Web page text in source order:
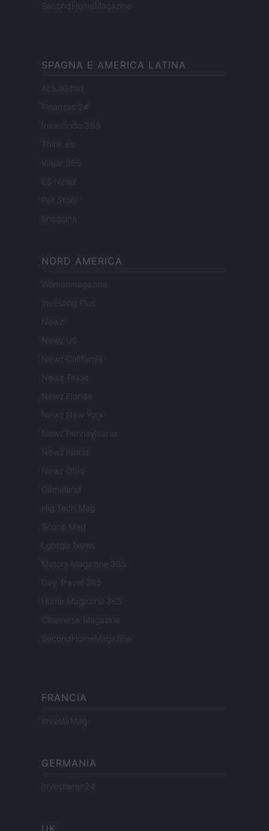
SecondHomeMagazine
SPAGNA E AMERICA LATINA
Actualidad
Finanzas 24
Investindo 365
Think.es
Viajar 365
ES Newz
Pet Story
Encocina
NORD AMERICA
Womanmagazine
Investing Plus
Newz
Newz US
Newz California
Newz Texas
Newz Florida
Newz New York
Newz Pennsylvania
Newz Illinois
Newz Ohio
Gameland
Hig Tech Mag
Scoop Mag
Lgbtqia News
Motors Magazine 365
Day Travel 365
Home Magazine 365
Cineverse Magazine
SecondHomeMagazine
FRANCIA
InvestirMag
GERMANIA
Investieren24